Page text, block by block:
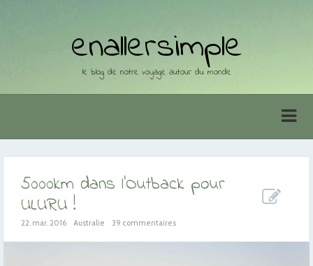
enallersimple
le blog de notre voyage autour du monde
5000km dans l’Outback pour
ULURU !
22. mar. 2016 Australie 39 commentaires